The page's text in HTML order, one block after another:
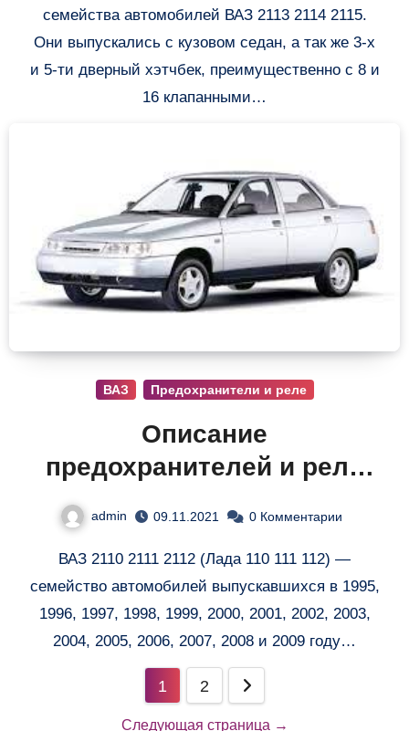
семейства автомобилей ВАЗ 2113 2114 2115.
Они выпускались с кузовом седан, а так же 3-х
и 5-ти дверный хэтчбек, преимущественно с 8 и
16 клапанными…
ВАЗ Предохранители и реле
Описание
предохранителей и реле
ВАЗ 2110 2111 2112
(инжектор)
admin 09.11.2021 0 Комментарии
ВАЗ 2110 2111 2112 (Лада 110 111 112) —
семейство автомобилей выпускавшихся в 1995,
1996, 1997, 1998, 1999, 2000, 2001, 2002, 2003,
2004, 2005, 2006, 2007, 2008 и 2009 году…
Навигация1 2
Следующая страница →